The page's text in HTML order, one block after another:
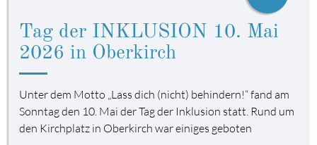
Tag der INKLUSION 10. Mai
2026 in Oberkirch
Unter dem Motto „Lass dich (nicht) behindern!“ fand am
Sonntag den 10. Mai der Tag der Inklusion statt. Rund um
den Kirchplatz in Oberkirch war einiges geboten